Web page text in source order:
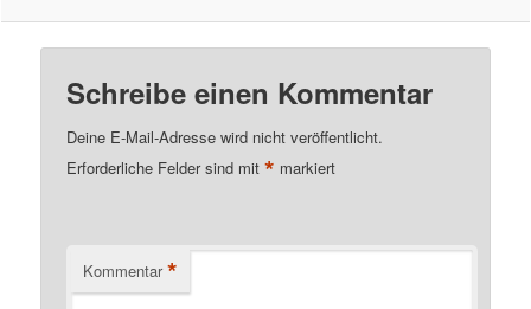
Schreibe einen Kommentar
Deine E-Mail-Adresse wird nicht veröffentlicht.
Erforderliche Felder sind mit* markiert
Kommentar *